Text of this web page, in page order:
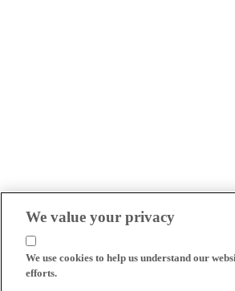
We value your privacy
We use cookies to help us understand our
efforts.